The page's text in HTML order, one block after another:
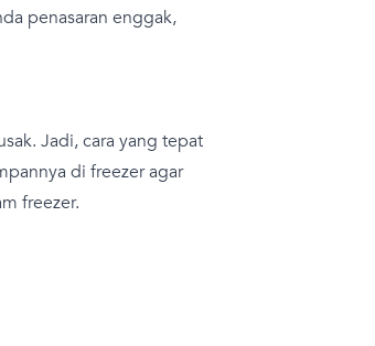
penasaran enggak,
Jadi, cara yang tepat
di freezer agar
freezer.